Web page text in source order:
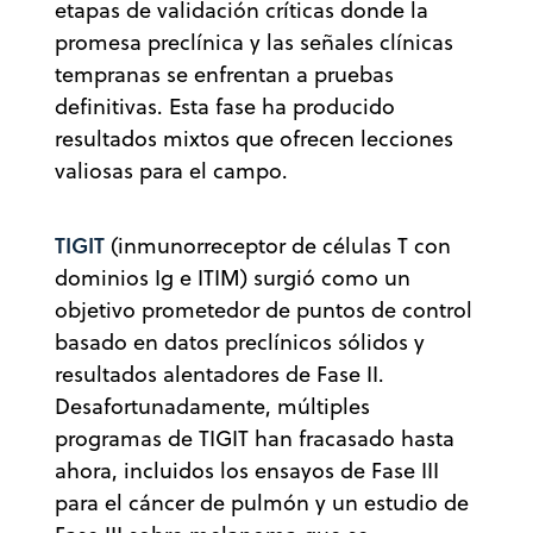
etapas de validación críticas donde la
promesa preclínica y las señales clínicas
tempranas se enfrentan a pruebas
definitivas. Esta fase ha producido
resultados mixtos que ofrecen lecciones
valiosas para el campo.
TIGIT (inmunorreceptor de células T con
dominios Ig e ITIM) surgió como un
objetivo prometedor de puntos de control
basado en datos preclínicos sólidos y
resultados alentadores de Fase II.
Desafortunadamente, múltiples
programas de TIGIT han fracasado hasta
ahora, incluidos los ensayos de Fase III
para el cáncer de pulmón y un estudio de